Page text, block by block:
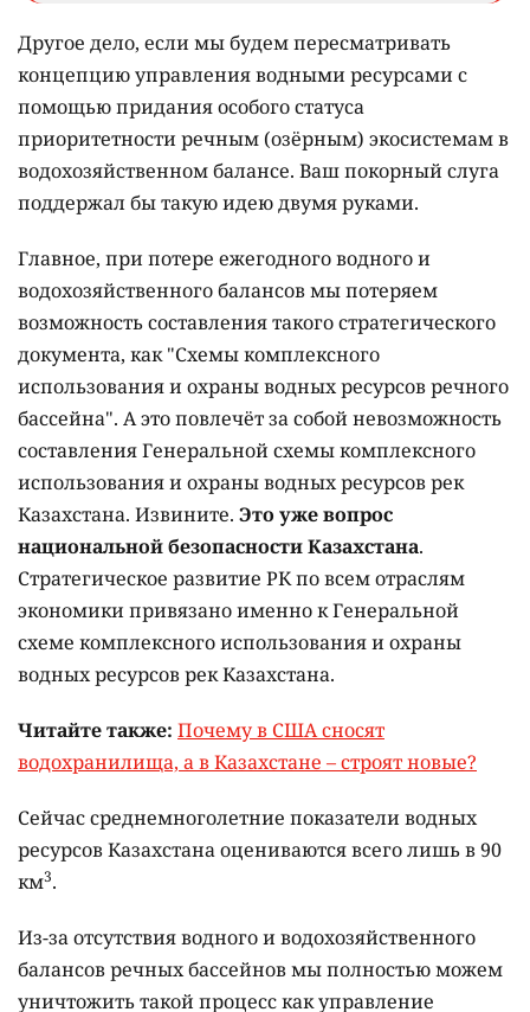
Другое дело, если мы будем пересматривать
концепцию управления водными ресурсами с
помощью придания особого статуса
приоритетности речным (озёрным) экосистемам в
водохозяйственном балансе. Ваш покорный слуга
поддержал бы такую идею двумя руками.
Главное, при потере ежегодного водного и
водохозяйственного балансов мы потеряем
возможность составления такого стратегического
документа, как "Схемы комплексного
использования и охраны водных ресурсов речного
бассейна". А это повлечёт за собой невозможность
составления Генеральной схемы комплексного
использования и охраны водных ресурсов рек
Казахстана. Извините. Это уже вопрос
национальной безопасности Казахстана.
Стратегическое развитие РК по всем отраслям
экономики привязано именно к Генеральной
схеме комплексного использования и охраны
водных ресурсов рек Казахстана.
Читайте также: Почему в США сносят
водохранилища, а в Казахстане – строят новые?
Сейчас среднемноголетние показатели водных
ресурсов Казахстана оцениваются всего лишь в 90
км3.
Из-за отсутствия водного и водохозяйственного
балансов речных бассейнов мы полностью можем
уничтожить такой процесс как управление